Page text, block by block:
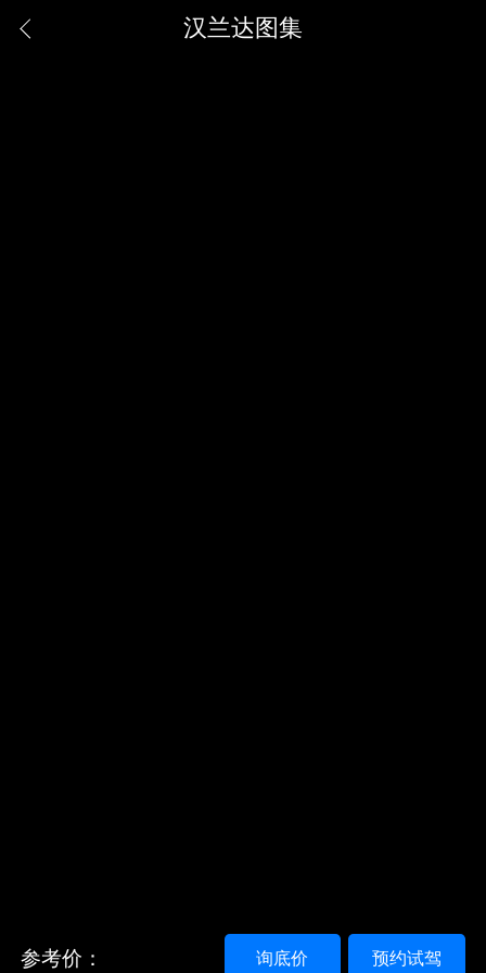
汉兰达图集
参考价： 预约试驾
询底价